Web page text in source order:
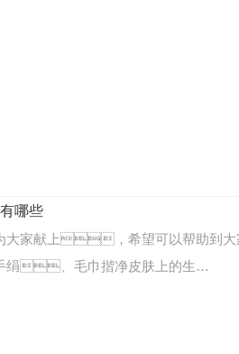
哪些
大家献上，希望可以帮助
、毛巾揩净皮肤上的生…